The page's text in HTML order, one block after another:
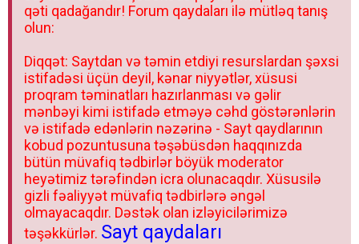
qəti qadağandır! Forum qaydaları ilə mütləq tanış
olun:
Diqqət: Saytdan və təmin etdiyi resurslardan şəxsi
istifadəsi üçün deyil, kənar niyyətlər, xüsusi
proqram təminatları hazırlanması və gəlir
mənbəyi kimi istifadə etməyə cəhd göstərənlərin
və istifadə edənlərin nəzərinə - Sayt qaydlarının
kobud pozuntusuna təşəbüsdən haqqınızda
bütün müvafiq tədbirlər böyük moderator
heyətimiz tərəfindən icra olunacaqdır. Xüsusilə
gizli fəaliyyət müvafiq tədbirlərə əngəl
olmayacaqdır. Dəstək olan izləyicilərimizə
təşəkkürlər. Sayt qaydaları